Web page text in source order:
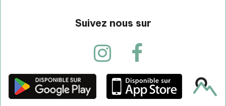
Suivez nous sur